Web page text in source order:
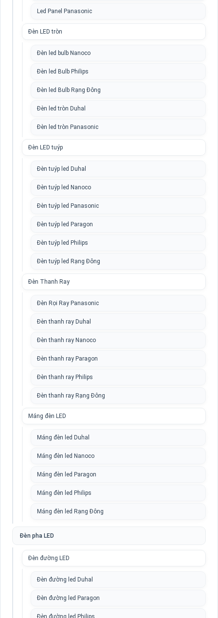
Led Panel Panasonic
Đèn LED tròn
Đèn led bulb Nanoco
Đèn led Bulb Philips
Đèn led Bulb Rạng Đông
Đèn led tròn Duhal
Đèn led tròn Panasonic
Đèn LED tuýp
Đèn tuýp led Duhal
Đèn tuýp led Nanoco
Đèn tuýp led Panasonic
Đèn tuýp led Paragon
Đèn tuýp led Philips
Đèn tuýp led Rạng Đông
Đèn Thanh Ray
Đèn Rọi Ray Panasonic
Đèn thanh ray Duhal
Đèn thanh ray Nanoco
Đèn thanh ray Paragon
Đèn thanh ray Philips
Đèn thanh ray Rạng Đông
Máng đèn LED
Máng đèn led Duhal
Máng đèn led Nanoco
Máng đèn led Paragon
Máng đèn led Philips
Máng đèn led Rạng Đông
Đèn pha LED
Đèn đường LED
Đèn đường led Duhal
Đèn đường led Paragon
Đèn đường led Philips